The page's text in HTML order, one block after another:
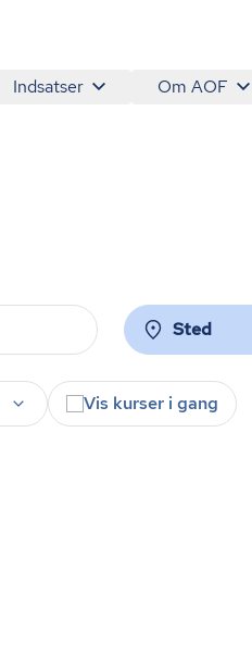
Indsatser Om AOF
Sted
Vis kurser i gang